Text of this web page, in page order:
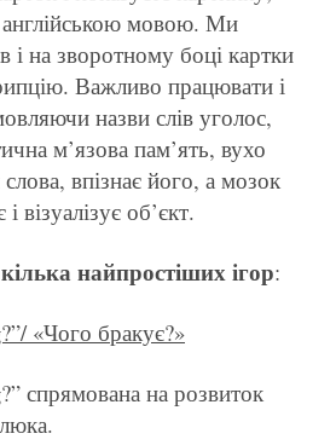
мовою. Ми
і на зворотному боці картки
Важливо працювати і
назви слів уголос,
м’язова пам’ять, вухо
впізнає його, а мозок
візуалізує об’єкт.
кілька найпростіших ігор:
«Чого бракує?»
спрямована на розвиток